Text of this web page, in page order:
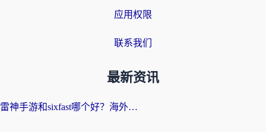
应用权限
联系我们
最新资讯
雷神手游和sixfast哪个好？海外党亲测3款回国加速器，教你选对不踩坑